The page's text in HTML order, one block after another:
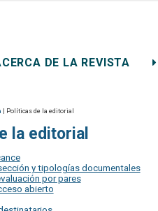
DE LA REVISTA
| Políticas de la editorial
la editorial
y tipologías documentales
por pares
abierto